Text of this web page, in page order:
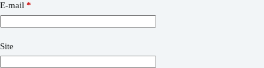
E-mail *
Site